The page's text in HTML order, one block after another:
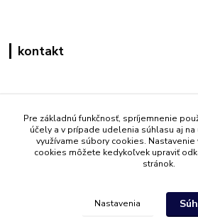
kontakt
+421 908 861 051
(Po - Pia 7:30-15:30)
info@mati.sk
Pre základnú funkčnosť, spríjemnenie
účely a v prípade udelenia súhlasu aj
využívame súbory cookies.
cookies môžete kedykoľvek upraviť
stránok.
Nastavenia